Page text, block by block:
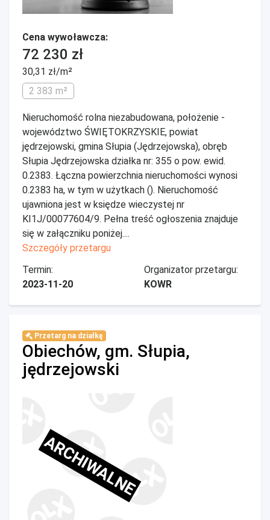
Cena wywoławcza:
72 230 zł
30,31 zł/m²
2 383 m²
Nieruchomość rolna niezabudowana, położenie -
województwo ŚWIĘTOKRZYSKIE, powiat
jędrzejowski, gmina Słupia (Jędrzejowska), obręb
Słupia Jędrzejowska działka nr: 355 o pow. ewid.
0.2383. Łączna powierzchnia nieruchomości wynosi
0.2383 ha, w tym w użytkach (). Nieruchomość
ujawniona jest w księdze wieczystej nr
KI1J/00077604/9. Pełna treść ogłoszenia znajduje
się w załączniku poniżej....
Szczegóły przetargu
Termin:
2023-11-20
Organizator przetargu:
KOWR
Przetarg na działkę
Obiechów, gm. Słupia,
jędrzejowski
ARCHIWALNE